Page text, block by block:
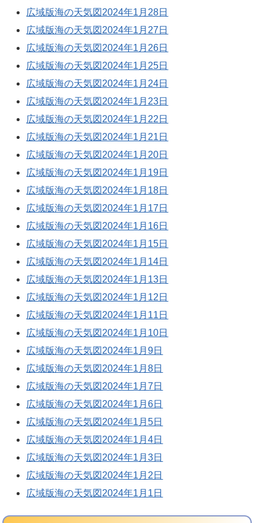
広域版海の天気図2024年1月28日
広域版海の天気図2024年1月27日
広域版海の天気図2024年1月26日
広域版海の天気図2024年1月25日
広域版海の天気図2024年1月24日
広域版海の天気図2024年1月23日
広域版海の天気図2024年1月22日
広域版海の天気図2024年1月21日
広域版海の天気図2024年1月20日
広域版海の天気図2024年1月19日
広域版海の天気図2024年1月18日
広域版海の天気図2024年1月17日
広域版海の天気図2024年1月16日
広域版海の天気図2024年1月15日
広域版海の天気図2024年1月14日
広域版海の天気図2024年1月13日
広域版海の天気図2024年1月12日
広域版海の天気図2024年1月11日
広域版海の天気図2024年1月10日
広域版海の天気図2024年1月9日
広域版海の天気図2024年1月8日
広域版海の天気図2024年1月7日
広域版海の天気図2024年1月6日
広域版海の天気図2024年1月5日
広域版海の天気図2024年1月4日
広域版海の天気図2024年1月3日
広域版海の天気図2024年1月2日
広域版海の天気図2024年1月1日